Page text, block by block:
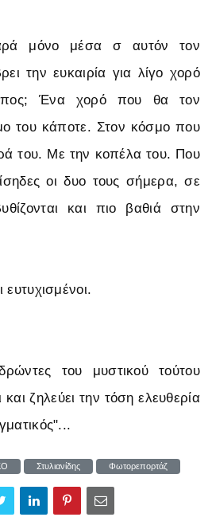
μόνο μέσα σ αυτόν τον
την ευκαιρία για λίγο χορό
Ένα χορό που θα τον
του κάποτε. Στον κόσμο που
του. Με την κοπέλα του. Που
οι δυο τους σήμερα, σε
και πιο βαθιά στην
του μυστικού τούτου
ζηλεύει την τόση ελευθερία
Στυλιανίδης Φωτορεπορτάζ